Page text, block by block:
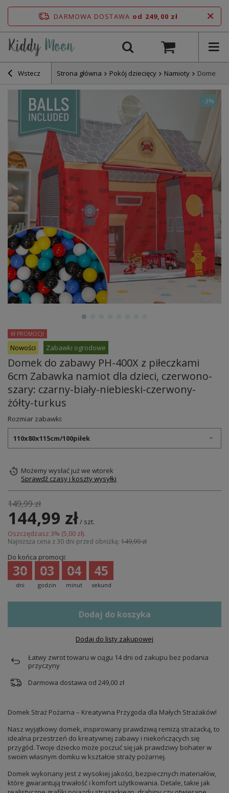
DARMOWA DOSTAWA od 249,00 zł
Wstecz Strona główna Pokój dziecięcy Namioty Domek
Nowości Zabawki ogrodowe
Domek do zabawy PH-400X z piłeczkami
6cm Zabawka namiot dla dzieci, czerwono-
szary: czarny-biały-niebieski-czerwony-
żółty-turkus
-3%
W PROMOCJI
Rozmiar zabawki:
110x80x115cm/100piłek
Możemy wysłać jużwe wtorek
Sprawdź czasy i koszty wysyłki
149,99 zł
144,99 zł/ szt.
Oszczędzasz 3% (5,00 zł).
Najniższa cena z 30 dni przed obniżką: 149,99 zł
Do końca promocji:
dni
30
godzin
03
minut
04
sekund
44
Dodaj do koszyka
Dodaj do listy zakupowej
Łatwy zwrot towaru w ciągu 14dni od zakupu bez podania
przyczyny
Darmowa dostawa od 249,00 zł
Domek Straż Pożarna – Kreatywna Przygoda dla Małych Strażaków!
Nasz wyjątkowy domek, inspirowany prawdziwą remizą strażacką, to
idealna przestrzeń do kreatywnej zabawy i niekończących się
przygód. Twoje dziecko może poczuć się jak prawdziwy bohater w
swoim własnym domku w kształcie straży pożarnej.
Domek wykonany jest z wysokiej jakości, bezpiecznych materiałów,
które gwarantują trwałość i komfort użytkowania. Detale, takie jak